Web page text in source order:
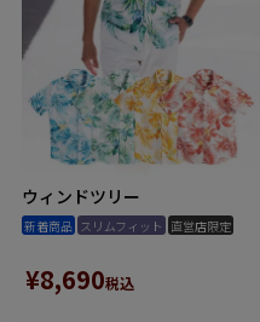
ウィンドツリー
新着商品 スリムフィット 直営店限定
¥8,690税込